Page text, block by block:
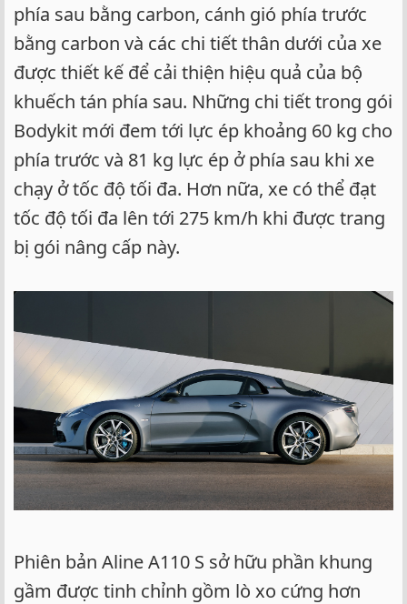
phía sau bằng carbon, cánh gió phía trước
bằng carbon và các chi tiết thân dưới của xe
được thiết kế để cải thiện hiệu quả của bộ
khuếch tán phía sau. Những chi tiết trong gói
Bodykit mới đem tới lực ép khoảng 60 kg cho
phía trước và 81 kg lực ép ở phía sau khi xe
chạy ở tốc độ tối đa. Hơn nữa, xe có thể đạt
tốc độ tối đa lên tới 275 km/h khi được trang
bị gói nâng cấp này.
Phiên bản Aline A110 S sở hữu phần khung
gầm được tinh chỉnh gồm lò xo cứng hơn